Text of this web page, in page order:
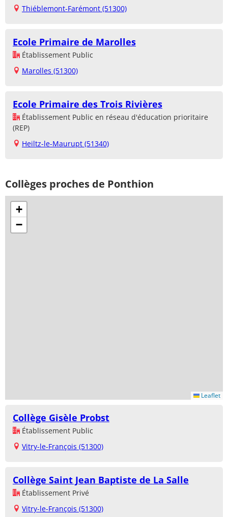
Thiéblemont-Farémont (51300)
Ecole Primaire de Marolles
Établissement Public
Marolles (51300)
Ecole Primaire des Trois Rivières
Établissement Public en réseau d'éducation prioritaire
(REP)
Heiltz-le-Maurupt (51340)
Collèges proches de Ponthion
+
−
Leaflet
Collège Gisèle Probst
Établissement Public
Vitry-le-François (51300)
Collège Saint Jean Baptiste de La Salle
Établissement Privé
Vitry-le-François (51300)